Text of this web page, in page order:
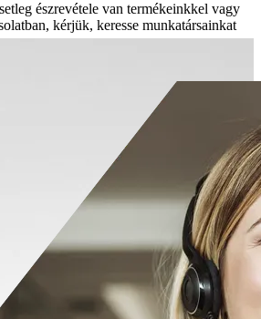
észrevétele van termékeinkkel vagy
kérjük, keresse munkatársainkat